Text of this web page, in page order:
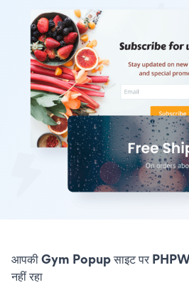
आपकी Gym Popup साइट पर
नहीं रहा